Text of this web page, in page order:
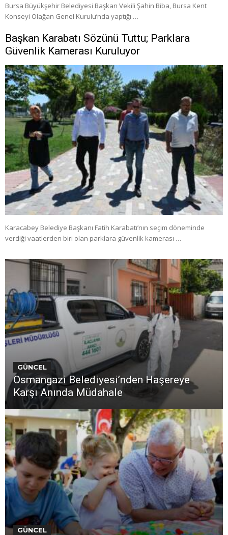
Bursa Büyükşehir Belediyesi Başkan Vekili Şahin Biba, Bursa Kent
Konseyi Olağan Genel Kurulu’nda yaptığı …
Başkan Karabatı Sözünü Tuttu; Parklara
Güvenlik Kamerası Kuruluyor
Karacabey Belediye Başkanı Fatih Karabatı’nın seçim döneminde
verdiği vaatlerden biri olan parklara güvenlik kamerası …
GÜNCEL
Osmangazi Belediyesi’nden Haşereye
Karşı Anında Müdahale
GÜNCEL